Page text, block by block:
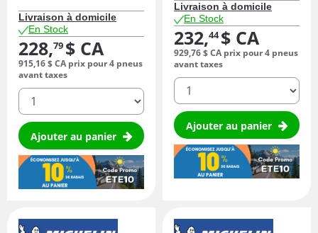
Livraison à domicile
En Stock
228,79 $ CA
915,16$ CA prix pour 4 pneus
avant taxes
quantité
Ajouter au panier
Livraison à domicile
En Stock
232,44$ CA
929,76$ CA prix pour 4 pneus
avant taxes
quantité
Ajouter au panier